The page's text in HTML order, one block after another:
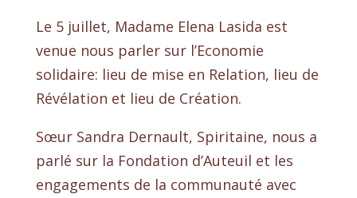
Le 5 juillet, Madame Elena Lasida est
venue nous parler sur l’Economie
solidaire: lieu de mise en Relation, lieu de
Révélation et lieu de Création.
Sœur Sandra Dernault, Spiritaine, nous a
parlé sur la Fondation d’Auteuil et les
engagements de la communauté avec